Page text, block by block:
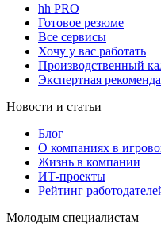
hh PRO
Готовое резюме
Все сервисы
Хочу у вас работать
Производственный
Экспертная
Новости и статьи
Блог
О компаниях в
Жизнь в компании
ИТ-проекты
Рейтинг
Молодым специалистам